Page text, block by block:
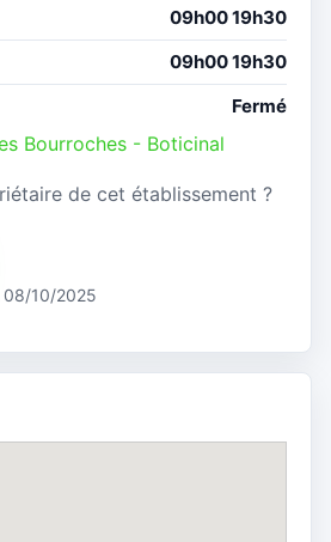
09h00 19h30
09h00 19h30
Fermé
Bourroches - Boticinal
de cet établissement ?
08/10/2025